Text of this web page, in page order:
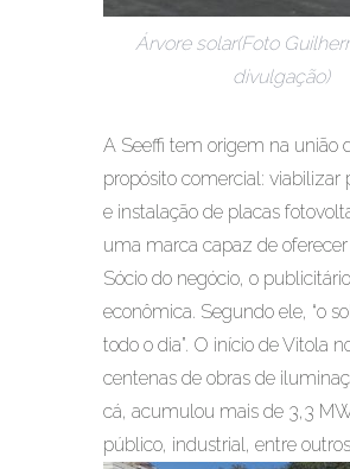
Árvore solar(Foto
divulgação)
A Seeffi tem origem na união
propósito comercial: viabilizar
e instalação de placas
uma marca capaz de
Sócio do negócio, o
econômica. Segundo ele, “o
todo o dia”. O início de Vitola
centenas de obras de
cá, acumulou mais de 3,3
público, industrial, entre